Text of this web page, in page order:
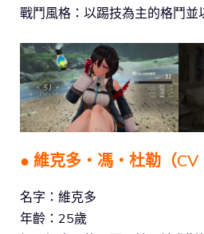
戰鬥風格：以踢技為主的格鬥並
● 維克多‧馮‧杜勒（CV
名字：維克多
年齡：25歲